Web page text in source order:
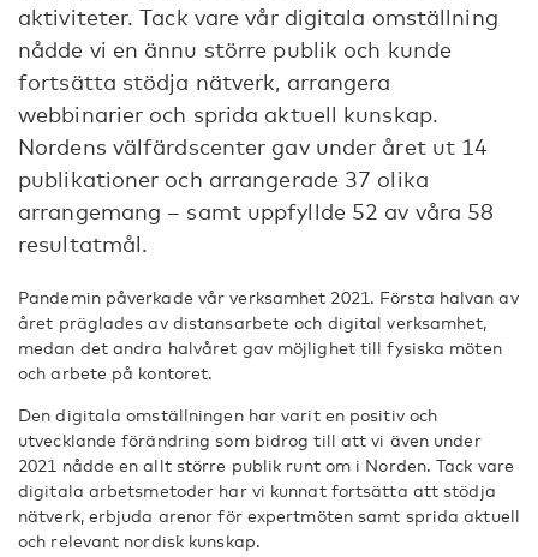
aktiviteter. Tack vare vår digitala omställning
nådde vi en ännu större publik och kunde
fortsätta stödja nätverk, arrangera
webbinarier och sprida aktuell kunskap.
Nordens välfärdscenter gav under året ut 14
publikationer och arrangerade 37 olika
arrangemang – samt uppfyllde 52 av våra 58
resultatmål.
Pandemin påverkade vår verksamhet 2021. Första halvan av
året präglades av distansarbete och digital verksamhet,
medan det andra halvåret gav möjlighet till fysiska möten
och arbete på kontoret.
Den digitala omställningen har varit en positiv och
utvecklande förändring som bidrog till att vi även under
2021 nådde en allt större publik runt om i Norden. Tack vare
digitala arbetsmetoder har vi kunnat fortsätta att stödja
nätverk, erbjuda arenor för expertmöten samt sprida aktuell
och relevant nordisk kunskap.